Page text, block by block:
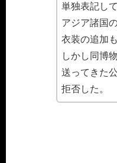
単独表記し
アジア諸国
衣装の追加
しかし同博
送ってきた
拒否した。